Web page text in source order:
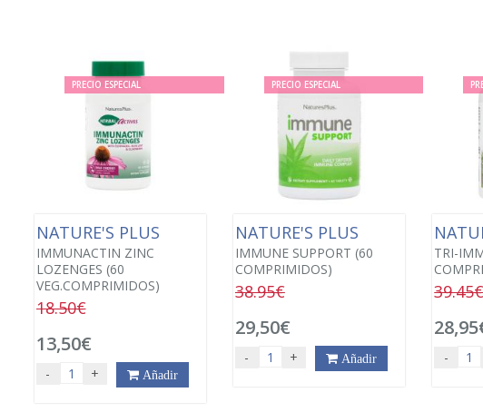
PRECIO ESPECIAL
NATURE'S PLUS
IMMUNACTIN ZINC
LOZENGES (60
VEG.COMPRIMIDOS)
18.50€
13,50€
- + Añadir
PRECIO ESPECIAL
NATURE'S PLUS
IMMUNE SUPPORT (60
COMPRIMIDOS)
38.95€
29,50€
- + Añadir
TRI-
-